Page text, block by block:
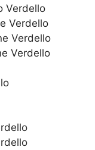
Verdello
Verdello
Verdello
Verdello